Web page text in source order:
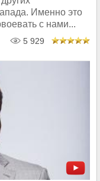
Именно это
с нами...
5 929